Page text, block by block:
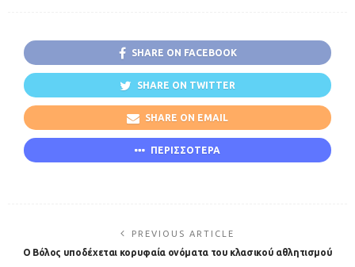
SHARE ON FACEBOOK
SHARE ON TWITTER
SHARE ON EMAIL
ΠΕΡΙΣΣΟΤΕΡΑ
PREVIOUS ARTICLE
Ο Βόλος υποδέχεται κορυφαία ονόματα του κλασικού αθλητισμού